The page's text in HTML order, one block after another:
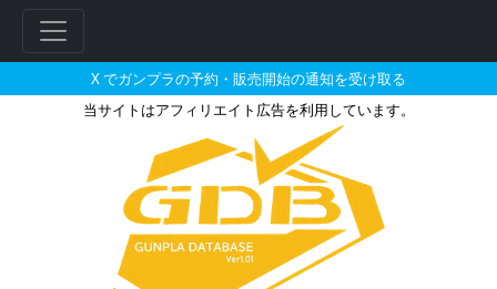
X でガンプラの予約・販売開始の通知を受け取る
当サイトはアフィリエイト広告を利用しています。
ガンダムベースオンラインで